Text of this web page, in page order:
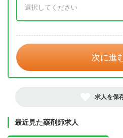
次に進
求人を保
最近見た薬剤師求人